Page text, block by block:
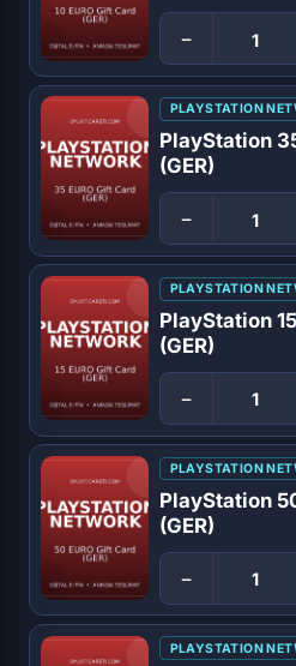
−
PLAYSTATION
PlayStation
(GER)
−
PLAYSTATION
PlayStation
(GER)
−
PLAYSTATION
PlayStation
(GER)
−
PLAYSTATION